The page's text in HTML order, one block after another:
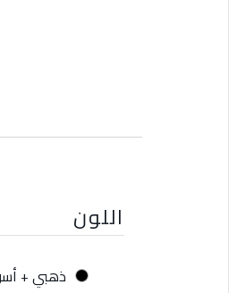
اللون
ذهبي +